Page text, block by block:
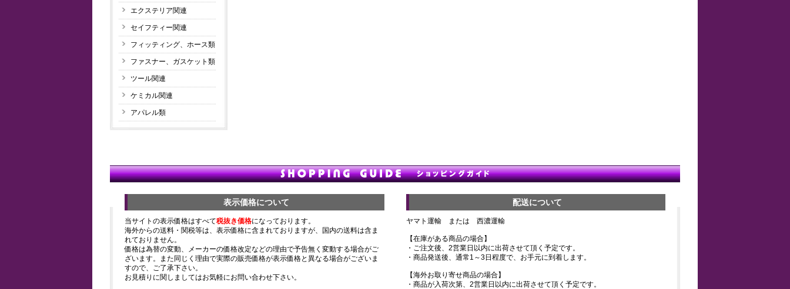
エクステリア関連
セイフティー関連
フィッティング、ホース類
ファスナー、ガスケット類
ツール関連
ケミカル関連
アパレル類
表示価格について
当サイトの表示価格はすべて税抜き価格になっております。
海外からの送料・関税等は、表示価格に含まれておりますが、国内の送料は含ま
れておりません。
価格は為替の変動、メーカーの価格改定などの理由で予告無く変動する場合がご
ざいます。また同じく理由で実際の販売価格が表示価格と異なる場合がございま
すので、ご了承下さい。
お見積りに関しましてはお気軽にお問い合わせ下さい。
配送について
ヤマト運輸 または 西濃運輸
【在庫がある商品の場合】
・ご注文後、2営業日以内に出荷させて頂く予定です。
・商品発送後、通常1～3日程度で、お手元に到着します。
【海外お取り寄せ商品の場合】
・商品が入荷次第、2営業日以内に出荷させて頂く予定です。